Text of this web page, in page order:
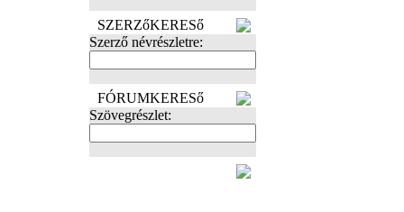
SZERZőKERESő
Szerző névrészletre:
FÓRUMKERESő
Szövegrészlet: